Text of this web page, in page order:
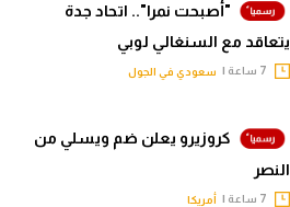
"أصبحت نمرا".. اتحاد جدة
يتعاقد مع السنغالي لوبي
سعودي في الجول
كروزيرو يعلن ضم ويسلي من
النصر
أمريكا